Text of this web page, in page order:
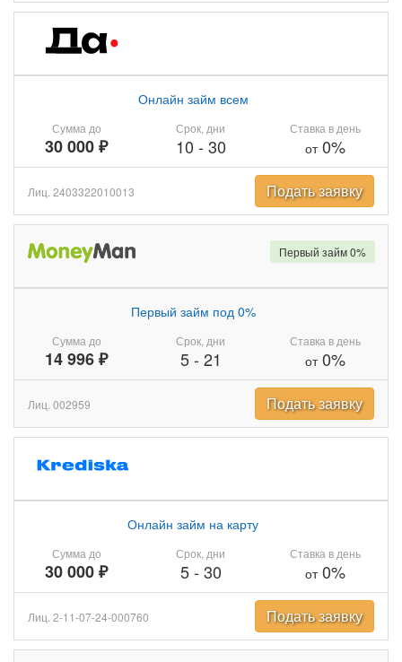
Сумма до
30 000 ₽
Онлайн займ всем
Срок, дни
10 - 30
Ставка в день
от0%
Лиц. 2403322010013 Подать заявку
Сумма до
14 996 ₽
Первый займ под 0%
Срок, дни
5- 21
Ставка в день
от0%
Первый займ 0%
Лиц. 002959 Подать заявку
Сумма до
30 000 ₽
Онлайн займ на карту
Срок, дни
5- 30
Ставка в день
от0%
Лиц. 2-11-07-24-000760 Подать заявку